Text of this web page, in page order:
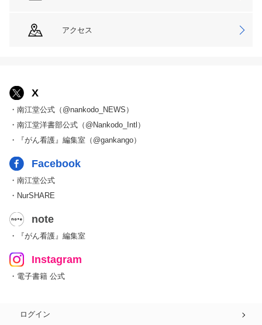
アクセス
X
・南江堂公式（@nankodo_NEWS）
・南江堂洋書部公式（@Nankodo_Intl）
・『がん看護』編集室（@gankango）
Facebook
・南江堂公式
・NurSHARE
note
・『がん看護』編集室
Instagram
・電子書籍 公式
ログイン